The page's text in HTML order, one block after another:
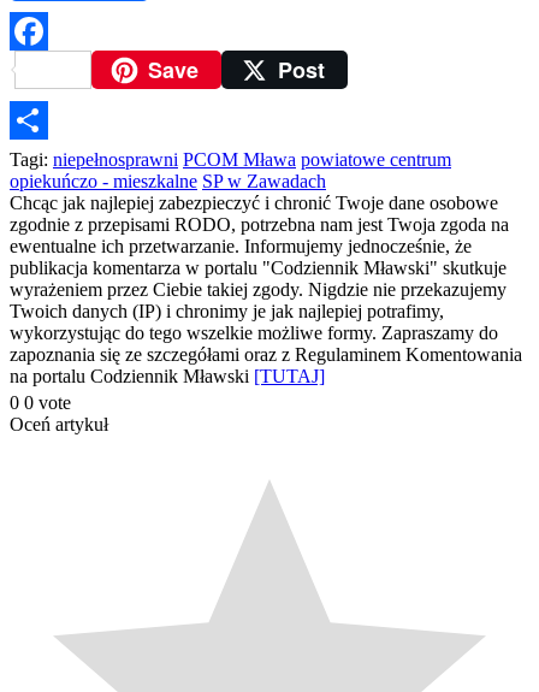
FacebookSave Post
Podziel
się
Tagi: niepełnosprawni PCOM Mława powiatowe centrum
opiekuńczo - mieszkalne SP w Zawadach
Chcąc jak najlepiej zabezpieczyć i chronić Twoje dane osobowe
zgodnie z przepisami RODO, potrzebna nam jest Twoja zgoda na
ewentualne ich przetwarzanie. Informujemy jednocześnie, że
publikacja komentarza w portalu "Codziennik Mławski" skutkuje
wyrażeniem przez Ciebie takiej zgody. Nigdzie nie przekazujemy
Twoich danych (IP) i chronimy je jak najlepiej potrafimy,
wykorzystując do tego wszelkie możliwe formy. Zapraszamy do
zapoznania się ze szczegółami oraz z Regulaminem Komentowania
na portalu Codziennik Mławski [TUTAJ]
0 0 vote
Oceń artykuł